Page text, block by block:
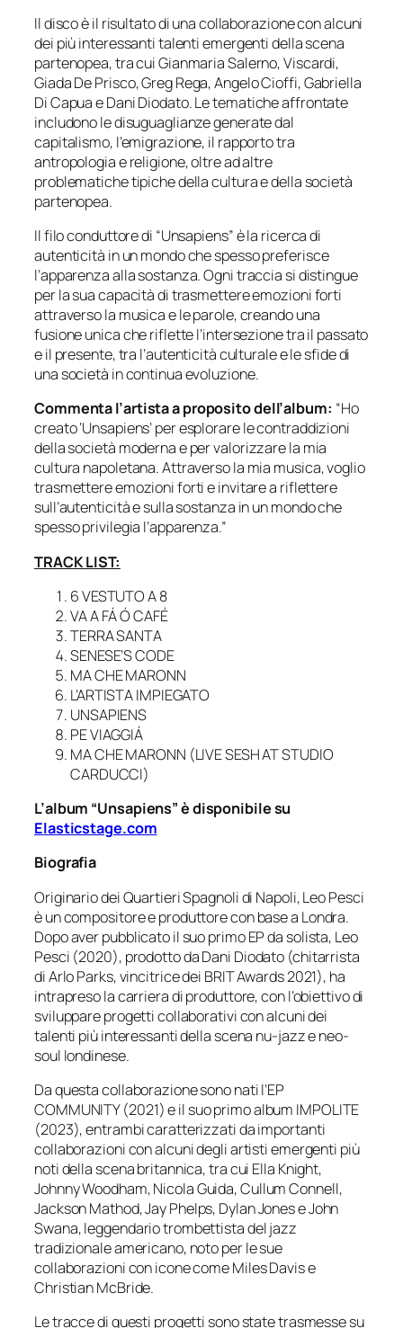
Il disco è il risultato di una collaborazione con alcuni
dei più interessanti talenti emergenti della scena
partenopea, tra cui Gianmaria Salerno, Viscardi,
Giada De Prisco, Greg Rega, Angelo Cioffi, Gabriella
Di Capua e Dani Diodato. Le tematiche affrontate
includono le disuguaglianze generate dal
capitalismo, l’emigrazione, il rapporto tra
antropologia e religione, oltre ad altre
problematiche tipiche della cultura e della società
partenopea.
Il filo conduttore di “Unsapiens” è la ricerca di
autenticità in un mondo che spesso preferisce
l’apparenza alla sostanza. Ogni traccia si distingue
per la sua capacità di trasmettere emozioni forti
attraverso la musica e le parole, creando una
fusione unica che riflette l’intersezione tra il passato
e il presente, tra l’autenticità culturale e le sfide di
una società in continua evoluzione.
Commenta l’artista a proposito dell’album: “Ho
creato ‘Unsapiens’ per esplorare le contraddizioni
della società moderna e per valorizzare la mia
cultura napoletana. Attraverso la mia musica, voglio
trasmettere emozioni forti e invitare a riflettere
sull’autenticità e sulla sostanza in un mondo che
spesso privilegia l’apparenza.”
TRACK LIST:
6 VESTUTO A 8
VA A FÁ Ó CAFÉ
TERRA SANTA
SENESE’S CODE
MA CHE MARONN
L’ARTISTA IMPIEGATO
UNSAPIENS
PE VIAGGIÁ
MA CHE MARONN (LIVE SESH AT STUDIO
CARDUCCI)
L’album “Unsapiens” è disponibile su
Elasticstage.com
Biografia
Originario dei Quartieri Spagnoli di Napoli, Leo Pesci
è un compositore e produttore con base a Londra.
Dopo aver pubblicato il suo primo EP da solista, Leo
Pesci (2020), prodotto da Dani Diodato (chitarrista
di Arlo Parks, vincitrice dei BRIT Awards 2021), ha
intrapreso la carriera di produttore, con l’obiettivo di
sviluppare progetti collaborativi con alcuni dei
talenti più interessanti della scena nu-jazz e neo-
soul londinese.
Da questa collaborazione sono nati l’EP
COMMUNITY (2021) e il suo primo album IMPOLITE
(2023), entrambi caratterizzati da importanti
collaborazioni con alcuni degli artisti emergenti più
noti della scena britannica, tra cui Ella Knight,
Johnny Woodham, Nicola Guida, Cullum Connell,
Jackson Mathod, Jay Phelps, Dylan Jones e John
Swana, leggendario trombettista del jazz
tradizionale americano, noto per le sue
collaborazioni con icone come Miles Davis e
Christian McBride.
Le tracce di questi progetti sono state trasmesse su